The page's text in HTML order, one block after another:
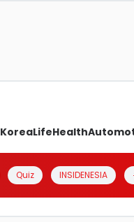
KoreaLifeHealth
Quiz INSIDENESIA